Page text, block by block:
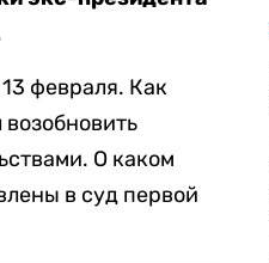
февраля. Как
О каком
в суд первой